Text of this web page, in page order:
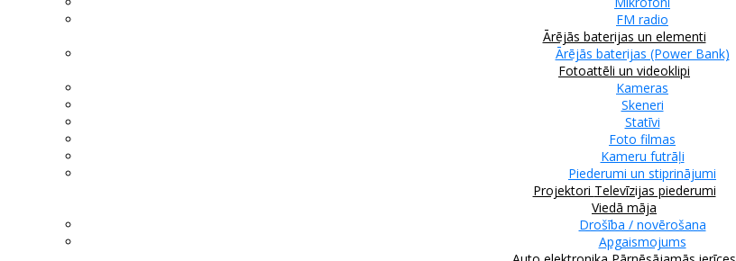
FM radio
Ārējās baterijas un elementi
Ārējās baterijas (Power Bank)
Fotoattēli un videoklipi
Kameras
Skeneri
Statīvi
Foto filmas
Kameru futrāļi
Piederumi un stiprinājumi
Projektori Televīzijas piederumi
Viedā māja
Drošība / novērošana
Apgaismojums